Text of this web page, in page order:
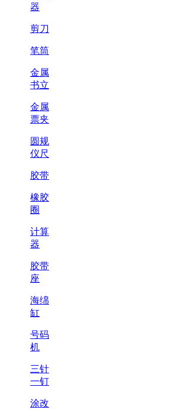
器
剪刀
笔筒
金属
书立
金属
票夹
圆规
仪尺
胶带
橡胶
圈
计算
器
胶带
座
海绵
缸
号码
机
三针
一钉
涂改